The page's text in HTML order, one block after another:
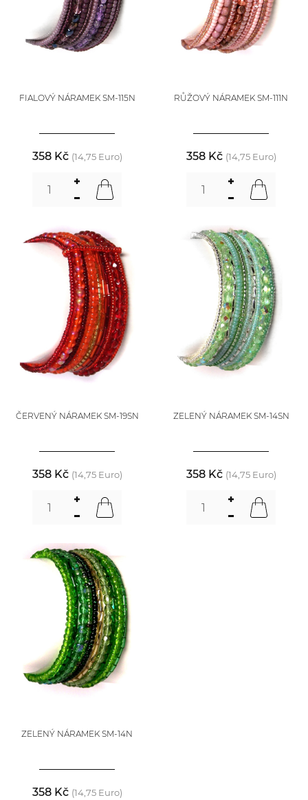
FIALOVÝ NÁRAMEK SM-115N
358 Kč (14,75 Euro)
RŮŽOVÝ NÁRAMEK SM-111N
358 Kč (14,75 Euro)
ČERVENÝ NÁRAMEK SM-19SN
358 Kč (14,75 Euro)
ZELENÝ NÁRAMEK SM-14SN
358 Kč (14,75 Euro)
ZELENÝ NÁRAMEK SM-14N
358 Kč (14,75 Euro)